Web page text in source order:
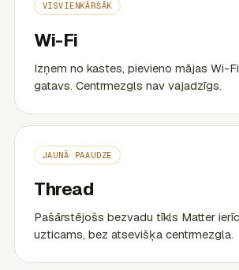
VISVIENKĀRŠĀK
Wi-Fi
Izņem no kastes, pievieno mājas Wi-
gatavs. Centrmezgls nav vajadzīgs.
JAUNĀ PAAUDZE
Thread
Pašārstējošs bezvadu tīkls Matter
uzticams, bez atsevišķa centrmezgla.